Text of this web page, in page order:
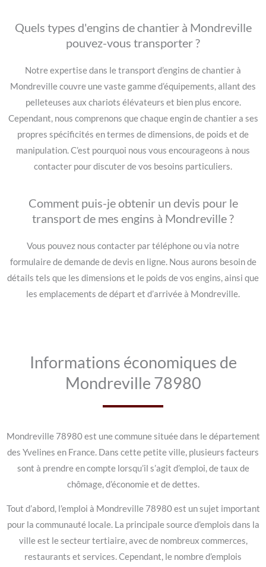
Quels types d'engins de chantier à Mondreville
pouvez-vous transporter ?
Notre expertise dans le transport d’engins de chantier à
Mondreville couvre une vaste gamme d’équipements, allant des
pelleteuses aux chariots élévateurs et bien plus encore.
Cependant, nous comprenons que chaque engin de chantier a ses
propres spécificités en termes de dimensions, de poids et de
manipulation. C’est pourquoi nous vous encourageons à nous
contacter pour discuter de vos besoins particuliers.
Comment puis-je obtenir un devis pour le
transport de mes engins à Mondreville ?
Vous pouvez nous contacter par téléphone ou via notre
formulaire de demande de devis en ligne. Nous aurons besoin de
détails tels que les dimensions et le poids de vos engins, ainsi que
les emplacements de départ et d’arrivée à Mondreville.
Informations économiques de
Mondreville 78980
Mondreville 78980 est une commune située dans le département
des Yvelines en France. Dans cette petite ville, plusieurs facteurs
sont à prendre en compte lorsqu’il s’agit d’emploi, de taux de
chômage, d’économie et de dettes.
Tout d’abord, l’emploi à Mondreville 78980 est un sujet important
pour la communauté locale. La principale source d’emplois dans la
ville est le secteur tertiaire, avec de nombreux commerces,
restaurants et services. Cependant, le nombre d’emplois